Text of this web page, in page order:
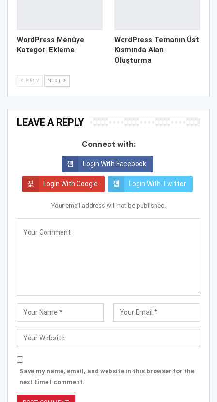
WordPress Menüye
Kategori Ekleme
WordPress Temanın Üst
Kısmında Alan
Oluşturma
PREV NEXT
LEAVE A REPLY
Connect with:
Login With Facebook
Login With Google Login With Twitter
Your email address will not be published.
Save my name, email, and website in this browser for the
next time I comment.